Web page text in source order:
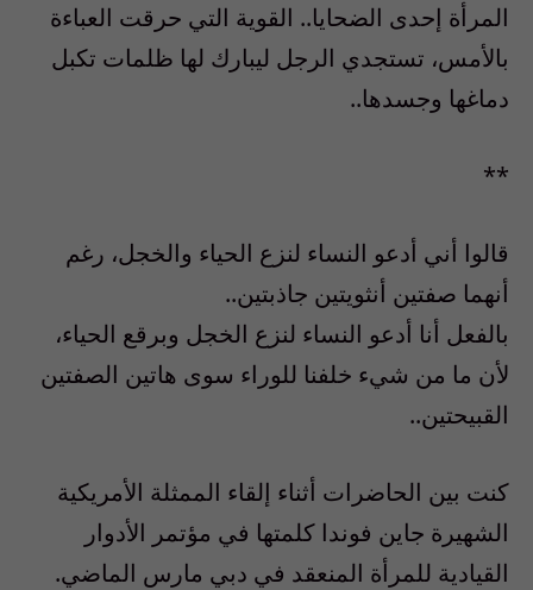
المرأة إحدى الضحايا.. القوية التي حرقت العباءة
بالأمس، تستجدي الرجل ليبارك لها ظلمات تكبل
دماغها وجسدها..
**
قالوا أني أدعو النساء لنزع الحياء والخجل، رغم
أنهما صفتين أنثويتين جاذبتين..
بالفعل أنا أدعو النساء لنزع الخجل وبرقع الحياء،
لأن ما من شيء خلفنا للوراء سوى هاتين الصفتين
القبيحتين..
كنت بين الحاضرات أثناء إلقاء الممثلة الأمريكية
الشهيرة جاين فوندا كلمتها في مؤتمر الأدوار
القيادية للمرأة المنعقد في دبي مارس الماضي.